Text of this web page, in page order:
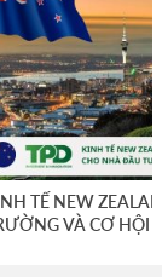
TẾ NEW
VÀ CƠ HỘI